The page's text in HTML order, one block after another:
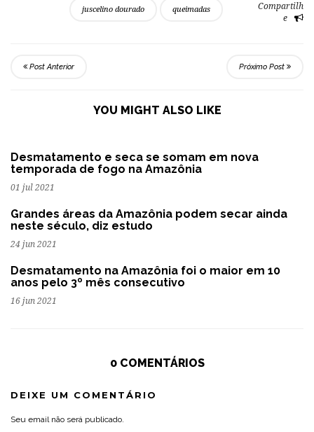
juscelino dourado queimadas
Compartilh
e
Post Anterior Próximo Post
YOU MIGHT ALSO LIKE
Desmatamento e seca se somam em nova
temporada de fogo na Amazônia
01 jul 2021
Grandes áreas da Amazônia podem secar ainda
neste século, diz estudo
24 jun 2021
Desmatamento na Amazônia foi o maior em 10
anos pelo 3º mês consecutivo
16 jun 2021
0 COMENTÁRIOS
DEIXE UM COMENTÁRIO
Seu email não será publicado.